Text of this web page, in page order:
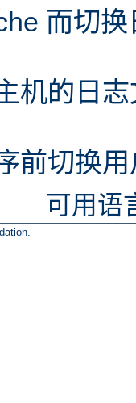
而切
机的日
前切换
可用语